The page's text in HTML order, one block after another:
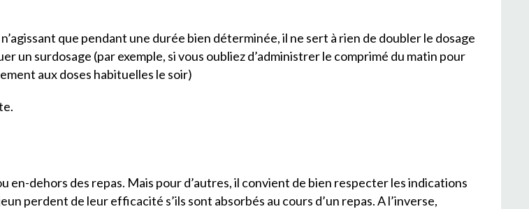
que pendant une durée bien déterminée, il ne sert à rien de doubler le dosage
un surdosage (par exemple, si vous oubliez d’administrer le comprimé du matin pour
aux doses habituelles le soir)
dehors des repas. Mais pour d’autres, il convient de bien respecter les indications
perdent de leur efficacité s’ils sont absorbés au cours d’un repas. A l’inverse,